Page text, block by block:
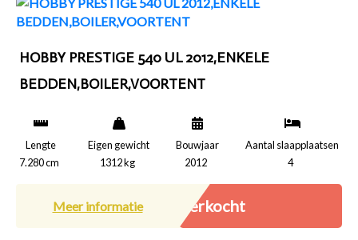
HOBBY PRESTIGE 540 UL 2012,ENKELE
BEDDEN,BOILER,VOORTENT
Lengte
7.280 cm
Eigen gewicht
1312 kg
Bouwjaar
2012
Aantal slaapplaatsen
4
Meer informatie Verkocht